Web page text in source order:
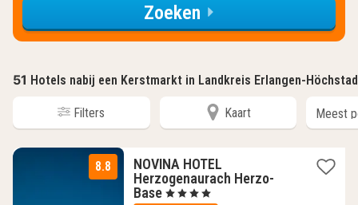
Zoeken
51 Hotels nabij een Kerstmarkt in Landkreis Erlangen-
Filters Kaart
8.8
NOVINA HOTEL
Herzogenaurach Herzo-
Base 1
, 4 Sterren